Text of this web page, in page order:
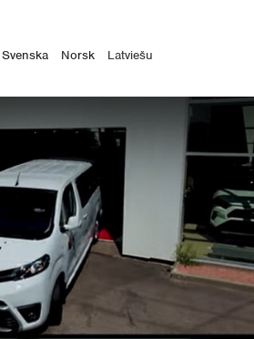
Svenska Norsk Latviešu